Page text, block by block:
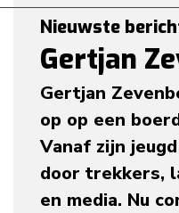
Nieuwste
Gertjan
Gertjan
op op een
Vanaf zijn
door trekkers,
en media. Nu